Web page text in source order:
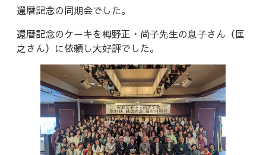
還暦記念の同期会でした。
還暦記念のケーキを栂野正・尚子先生の息子さん（匡
之さん）に依頼し大好評でした。